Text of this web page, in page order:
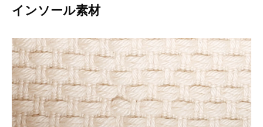
インソール素材